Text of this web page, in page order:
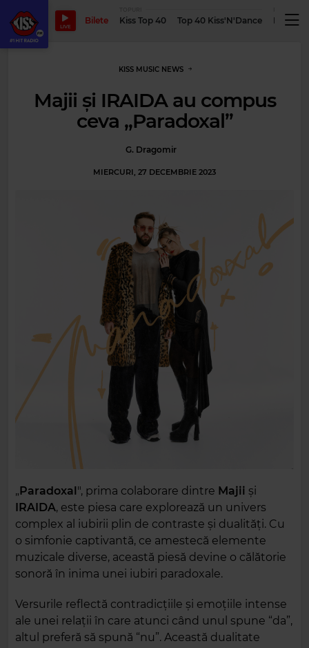
LIVE
Bilete Kiss Top 40 Top 40 Kiss'N'Dance
KISS MUSIC NEWS
Majii și IRAIDA au compus
ceva „Paradoxal”
G. Dragomir
MIERCURI, 27 DECEMBRIE 2023
„Paradoxal", prima colaborare dintre Majii și
IRAIDA, este piesa care explorează un univers
complex al iubirii plin de contraste și dualități. Cu
o simfonie captivantă, ce amestecă elemente
muzicale diverse, această piesă devine o călătorie
sonoră în inima unei iubiri paradoxale.
Versurile reflectă contradicțiile și emoțiile intense
ale unei relații în care atunci când unul spune “da”,
altul preferă să spună “nu”. Această dualitate